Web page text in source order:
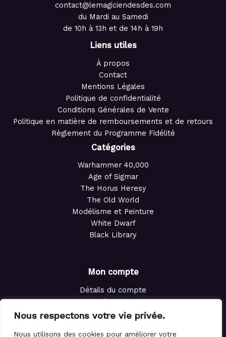
Nous respectons votre vie privée.
Nous utilisons des cookies pour améliorer votre
contact@lemagiciendesdes.com
du Mardi au Samedi
de 10h à 13h et de 14h à 19h
Liens utiles
À propos
Contact
Mentions Légales
Politique de confidentialité
Conditions Générales de Vente
Politique en matière de remboursements et de retours
Règlement du Programme Fidélité
Catégories
Warhammer 40,000
Age of Sigmar
The Horus Heresy
The Old World
Modélisme et Peinture
White Dwarf
Black Library
Mon compte
Détails du compte
Adresses
Commandes